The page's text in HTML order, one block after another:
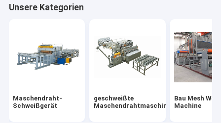
Unsere Kategorien
Maschendraht-
Schweißgerät
geschweißte
Maschendrahtmaschine
Bau Mesh
Machine